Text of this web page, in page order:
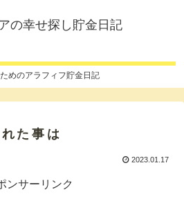
の幸せ探し貯金日記
ためのアラフィフ貯金日記
た事は
2023.01.17
ンサーリンク